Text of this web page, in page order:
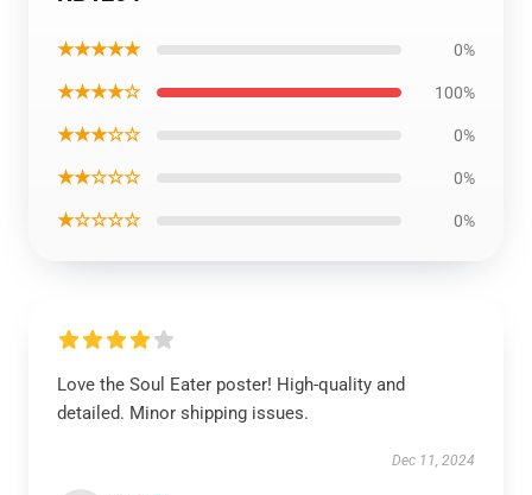
★★★★★ 0%
★★★★☆ 100%
★★★☆☆ 0%
★★☆☆☆ 0%
★☆☆☆☆ 0%
Love the Soul Eater poster! High-quality and
detailed. Minor shipping issues.
Dec 11, 2024